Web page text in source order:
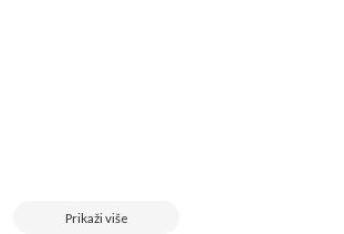
Prikaži više